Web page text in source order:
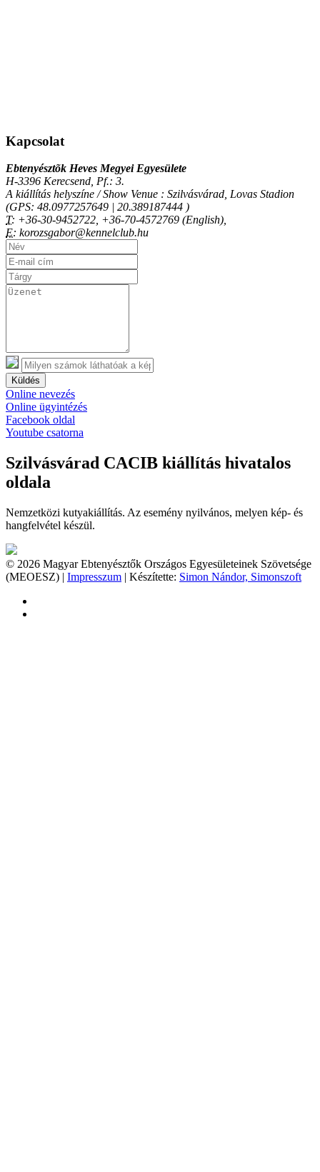
Kapcsolat
Ebtenyésztõk Heves Megyei Egyesülete
H-3396 Kerecsend, Pf.: 3.
A kiállítás helyszíne / Show Venue : Szilvásvárad, Lovas Stadion
(GPS: 48.0977257649 | 20.389187444 )
T: +36-30-9452722, +36-70-4572769 (English),
E: korozsgabor@kennelclub.hu
Küldés
Online nevezés
Online ügyintézés
Facebook oldal
Youtube csatorna
Szilvásvárad CACIB kiállítás hivatalos
oldala
Nemzetközi kutyakiállítás. Az esemény nyilvános, melyen kép- és
hangfelvétel készül.
© 2026 Magyar Ebtenyésztők Országos Egyesületeinek Szövetsége
(MEOESZ) | Impresszum | Készítette: Simon Nándor, Simonszoft